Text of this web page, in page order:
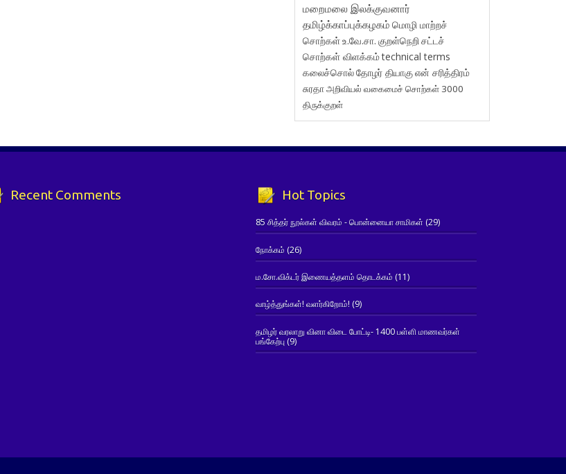
மறைமலை இலக்குவனார்
தமிழ்க்காப்புக்கழகம் மொழி மாற்றச்
சொற்கள்உ.வே.சா. குறள்நெறி சட்டச்
சொற்கள் விளக்கம்technical terms
கலைச்சொல்தோழர் தியாகுஎன் சரித்திரம்
சுரதாஅறிவியல் வகைமைச் சொற்கள் 3000
திருக்குறள்
Recent Comments Hot Topics
85 சித்தர் நூல்கள் விவரம் - பொன்னையா சாமிகள் (29)
நோக்கம் (26)
ம.சோ.விக்டர் இணையத்தளம் தொடக்கம் (11)
வாழ்த்துங்கள்! வளர்கிறோம்! (9)
தமிழர் வரலாறு வினா விடை போட்டி- 1400 பள்ளி மாணவர்கள்
பங்கேற்பு(9)